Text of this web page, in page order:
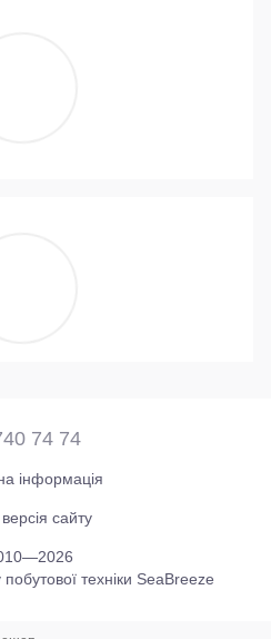
74 74
інформація
сайту
техніки SeaBreeze